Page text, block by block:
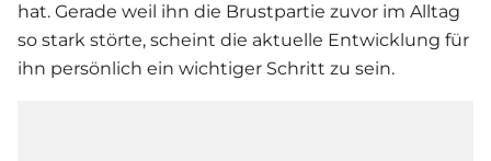
hat. Gerade weil ihn die Brustpartie zuvor im Alltag
so stark störte, scheint die aktuelle Entwicklung für
ihn persönlich ein wichtiger Schritt zu sein.